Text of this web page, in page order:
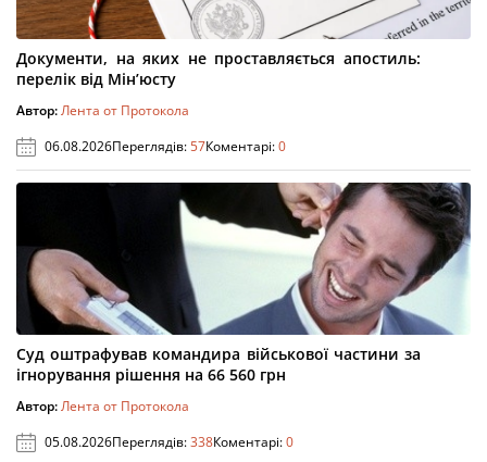
Документи, на яких не проставляється апостиль:
перелік від Мін’юсту
Автор:Лента от Протокола
06.08.2026Переглядів:57Коментарі:0
Суд оштрафував командира військової частини за
ігнорування рішення на 66 560 грн
Автор:Лента от Протокола
05.08.2026Переглядів:338Коментарі:0